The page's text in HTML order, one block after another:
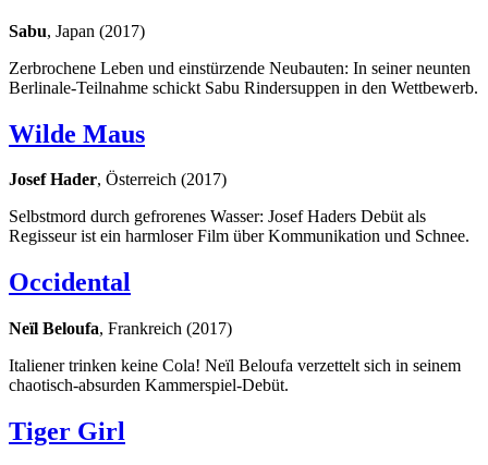
Sabu, Japan (2017)
Zerbrochene Leben und einstürzende Neubauten: In seiner neunten
Berlinale-Teilnahme schickt Sabu Rindersuppen in den Wettbewerb.
Wilde Maus
Josef Hader, Österreich (2017)
Selbstmord durch gefrorenes Wasser: Josef Haders Debüt als
Regisseur ist ein harmloser Film über Kommunikation und Schnee.
Occidental
Neïl Beloufa, Frankreich (2017)
Italiener trinken keine Cola! Neïl Beloufa verzettelt sich in seinem
chaotisch-absurden Kammerspiel-Debüt.
Tiger Girl